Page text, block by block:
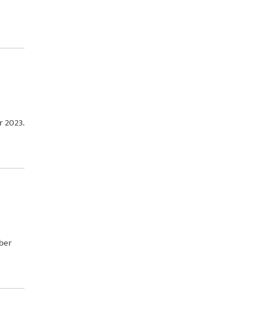
2023.